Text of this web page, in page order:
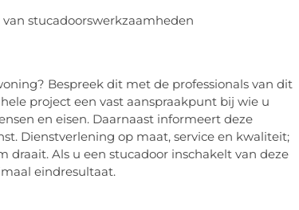
Bespreek dit met de professionals van dit
project een vast aanspraakpunt bij wie u
en eisen. Daarnaast informeert deze
Dienstverlening op maat, service en kwaliteit;
Als u een stucadoor inschakelt van deze
eindresultaat.